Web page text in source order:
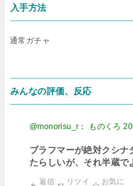
入手方法
通常ガチャ
みんなの評価、反応
@monorisu_r： ものくろ
ブラフマーが絶対クシナ
たらしいが、それ半蔵で
返信 リツイ お気に